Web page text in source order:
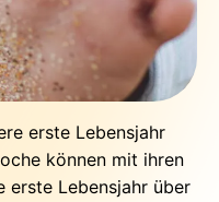
erste Lebensjahr
können mit ihren
erste Lebensjahr über